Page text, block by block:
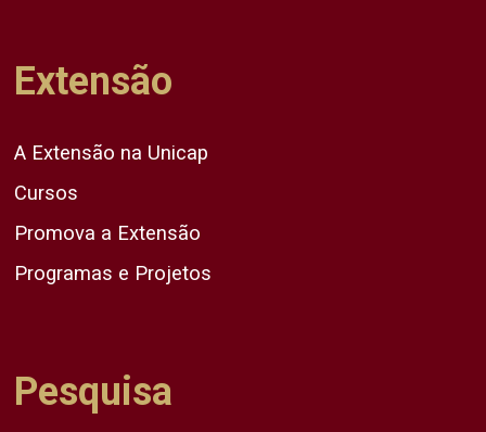
Extensão
A Extensão na Unicap
Cursos
Promova a Extensão
Programas e Projetos
Pesquisa